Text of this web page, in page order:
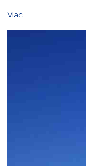
Viac